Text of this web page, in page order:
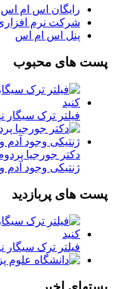
رایگان اس ام اس
شرکت نرم
پنل اس ام اس
پست های محبوب
فیلتر ترک سیگار
دکتر جورجیا
ژنتیکی وجود آدم
پست های پربازدید
فیلتر ترک سیگار